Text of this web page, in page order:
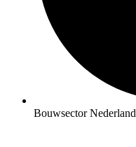
Bouwsector Nederland